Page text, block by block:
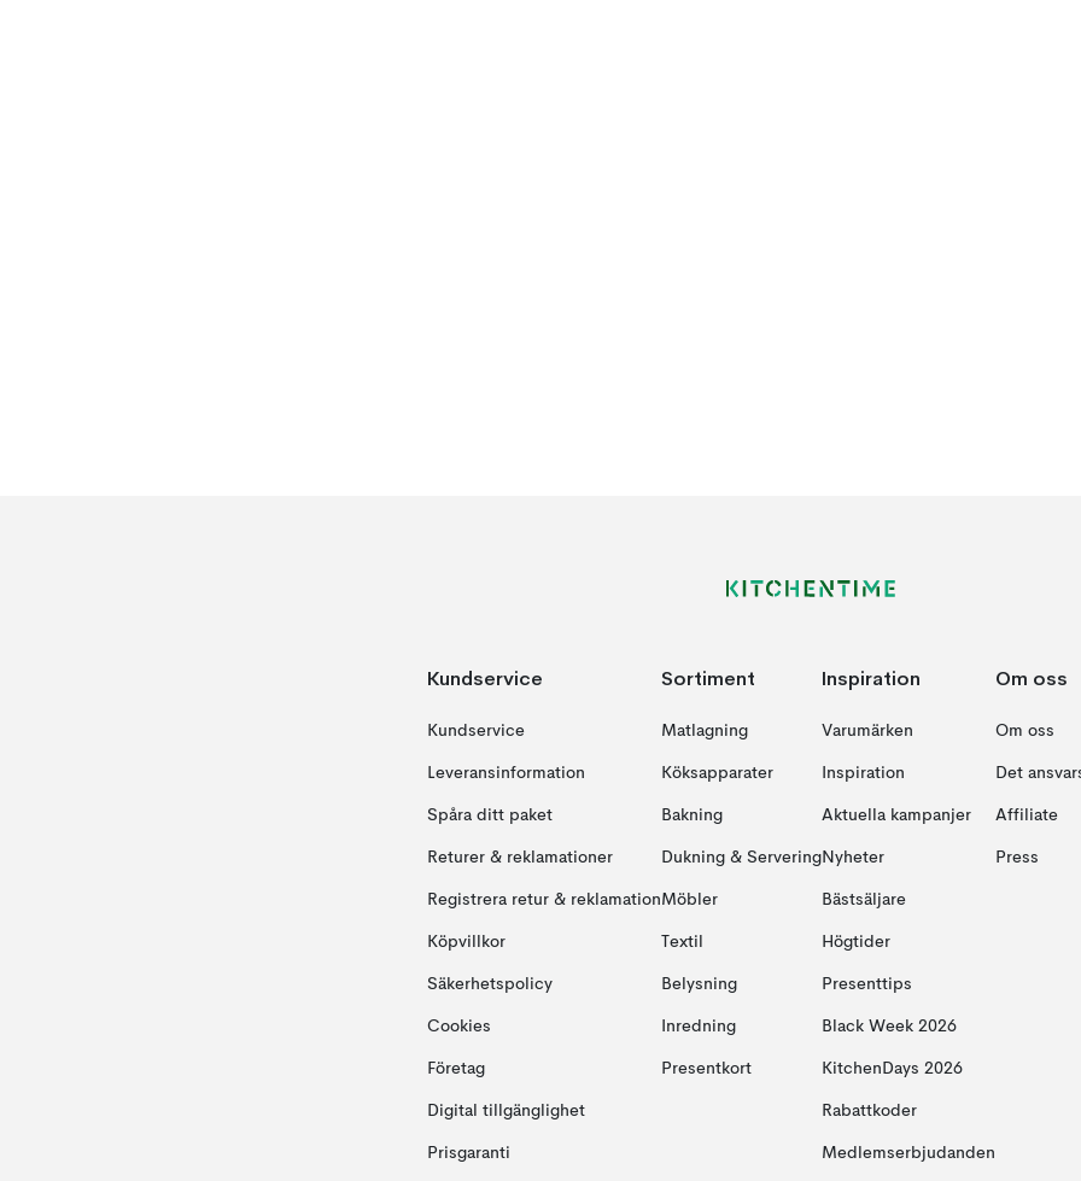
Kundservice
Kundservice
Leveransinformation
Spåra ditt paket
Returer & reklamationer
Registrera retur & reklamation
Köpvillkor
Säkerhetspolicy
Cookies
Företag
Digital tillgänglighet
Prisgaranti
Sortiment
Matlagning
Köksapparater
Bakning
Dukning & Servering
Möbler
Textil
Belysning
Inredning
Presentkort
Inspiration
Varumärken
Inspiration
Aktuella kampanjer
Nyheter
Bästsäljare
Högtider
Presenttips
Black Week 2026
KitchenDays 2026
Rabattkoder
Medlemserbjudanden
Om oss
Om oss
Det
Affiliate
Press